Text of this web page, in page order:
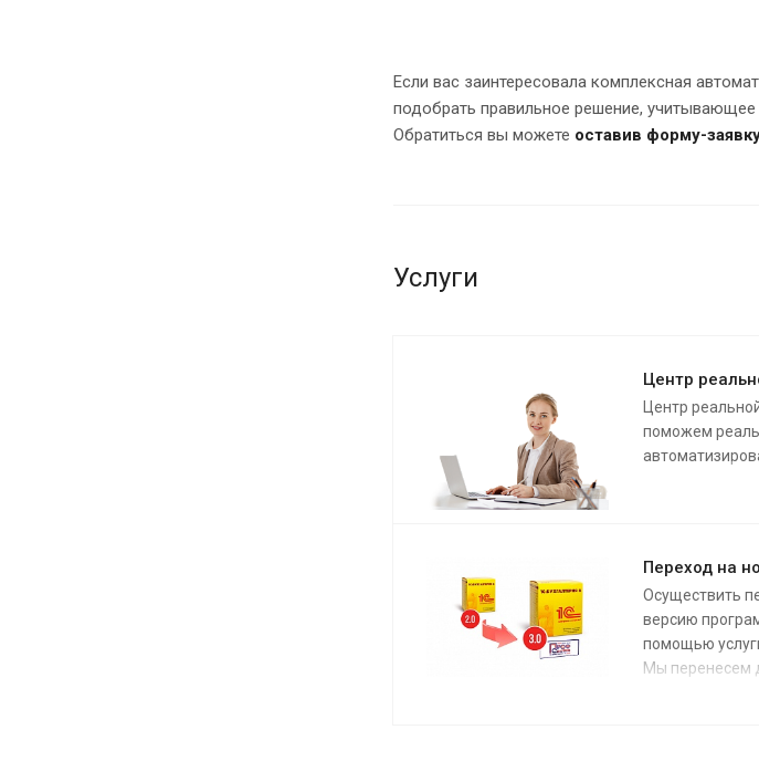
Если вас заинтересовала комплексная
подобрать правильное решение,
Обратиться вы можете оставив форму-
Услуги
Центр
Центр
поможем
Все просто:
количество
увеличивает
Переход на
Осуществить
версию
помощью
Мы перенесем